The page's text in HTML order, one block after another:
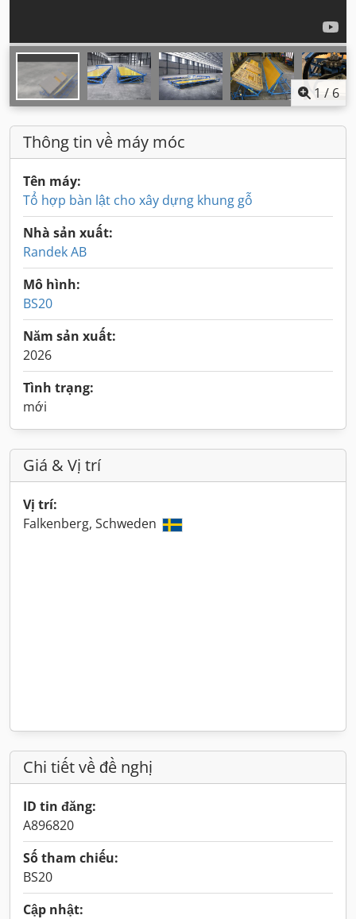
1 / 6
Thông tin về máy móc
Tên máy:
Tổ hợp bàn lật cho xây dựng khung gỗ
Nhà sản xuất:
Randek AB
Mô hình:
BS20
Năm sản xuất:
2026
Tình trạng:
mới
Giá & Vị trí
Vị trí:
Falkenberg, Schweden
Chi tiết về đề nghị
ID tin đăng:
A896820
Số tham chiếu:
BS20
Cập nhật: